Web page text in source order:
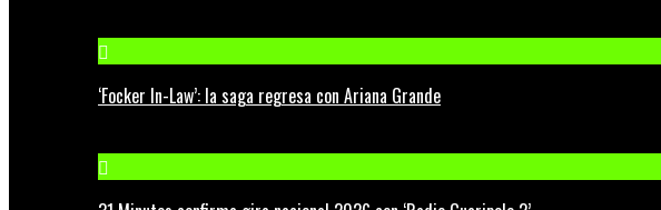
‘Focker In-Law’: la saga regresa con Ariana Grande